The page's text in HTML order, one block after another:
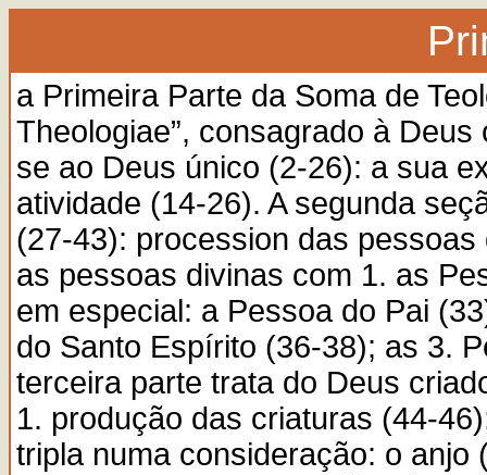
a Primeira Parte da Soma de
Theologiae”, consagrado à
se ao Deus único (2-26): a sua
atividade (14-26). A segunda
(27-43): procession das
as pessoas divinas com 1. as
em especial: a Pessoa do Pai
do Santo Espírito (36-38); as 3.
terceira parte trata do Deus
1. produção das criaturas (44-
tripla numa consideração: o